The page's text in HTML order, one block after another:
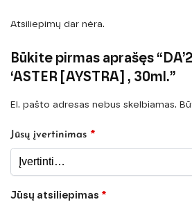
Atsiliepimų dar nėra.
Būkite pirmas aprašęs
‘ASTER [AYSTRA] , 30ml.”
El. pašto adresas nebus skelbiamas.
Jūsų įvertinimas *
Jūsų atsiliepimas *